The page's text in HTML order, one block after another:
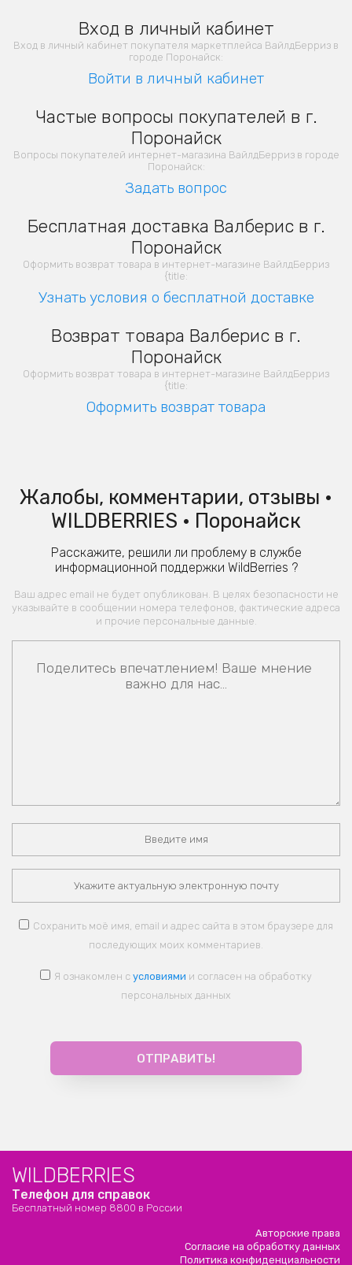
Вход в личный кабинет
Вход в личный кабинет покупателя маркетплейса ВайлдБерриз в
городе Поронайск:
Войти в личный кабинет
Частые вопросы покупателей в г.
Поронайск
Вопросы покупателей интернет-магазина ВайлдБерриз в городе
Поронайск:
Задать вопрос
Бесплатная доставка Валберис в г.
Поронайск
Оформить возврат товара в интернет-магазине ВайлдБерриз
{title:
Узнать условия о бесплатной доставке
Возврат товара Валберис в г.
Поронайск
Оформить возврат товара в интернет-магазине ВайлдБерриз
{title:
Оформить возврат товара
Жалобы, комментарии, отзывы •
WILDBERRIES • Поронайск
Расскажите, решили ли проблему в службе
информационной поддержки WildBerries ?
Ваш адрес email не будет опубликован. В целях безопасности не
указывайте в сообщении номера телефонов, фактические адреса
и прочие персональные данные.
Сохранить моё имя, email и адрес сайта в этом браузере для
последующих моих комментариев.
Я ознакомлен с условиями и согласен на обработку
персональных данных
WILDBERRIES
Телефон для справок
Бесплатный номер 8800 в России
Авторские права
Согласие на обработку данных
Политика конфиденциальности